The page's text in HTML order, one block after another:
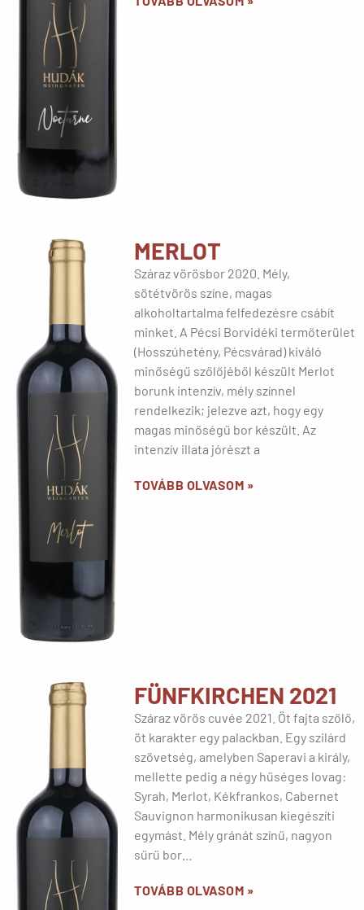
MERLOT
Száraz vörösbor 2020. Mély,
sötétvörös színe, magas
alkoholtartalma felfedezésre csábít
minket. A Pécsi Borvidéki termőterület
(Hosszúhetény, Pécsvárad) kiváló
minőségű szőlőjéből készült Merlot
borunk intenzív, mély színnel
rendelkezik; jelezve azt, hogy egy
magas minőségű bor készült. Az
intenzív illata jórészt a
TOVÁBB OLVASOM »
FÜNFKIRCHEN 2021
Száraz vörös cuvée 2021. Öt fajta szőlő,
öt karakter egy palackban. Egy szilárd
szövetség, amelyben Saperavi a király,
mellette pedig a négy hűséges lovag:
Syrah, Merlot, Kékfrankos, Cabernet
Sauvignon harmonikusan kiegészíti
egymást. Mély gránát színű, nagyon
sűrű bor…
TOVÁBB OLVASOM »